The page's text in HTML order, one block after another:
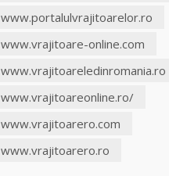
www.portalulvrajitoarelor.ro
www.vrajitoare-online.com
www.vrajitoareledinromania.ro
www.vrajitoareonline.ro/
www.vrajitoarero.com
www.vrajitoarero.ro